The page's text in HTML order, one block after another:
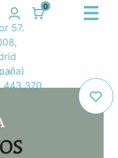
0
57.
443 370
/